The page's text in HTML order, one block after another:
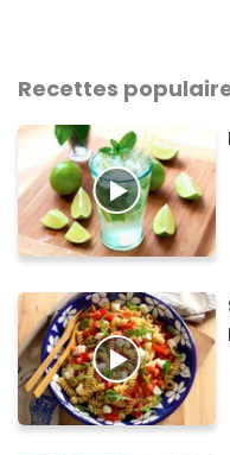
Recettes